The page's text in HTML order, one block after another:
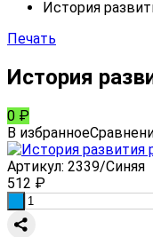
История
Печать
История
0 ₽
В избранное
Артикул: 2339/Синяя
512 ₽